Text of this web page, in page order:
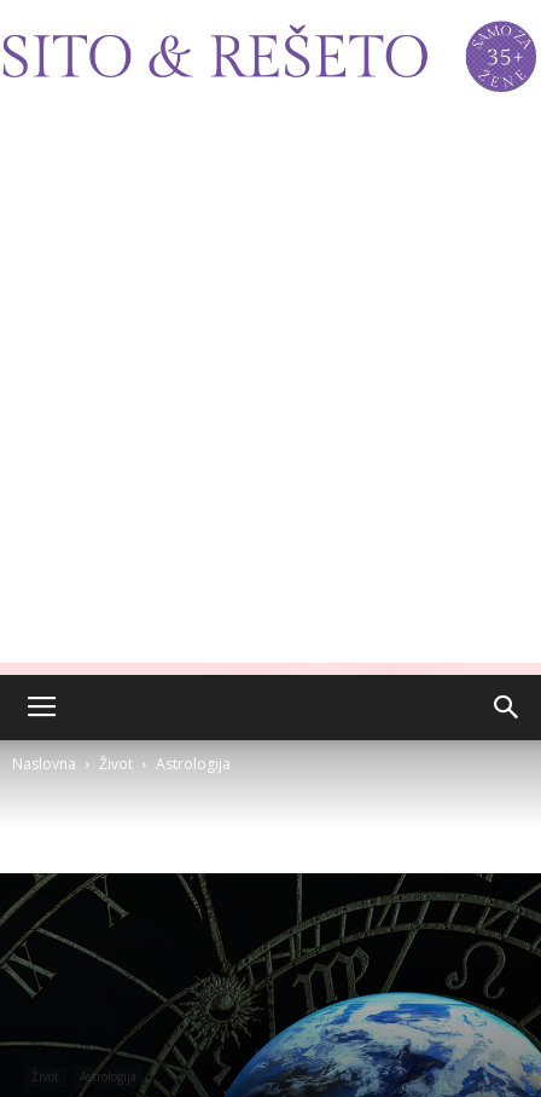
Naslovna Život Astrologija
Život Astrologija